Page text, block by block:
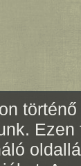
történő